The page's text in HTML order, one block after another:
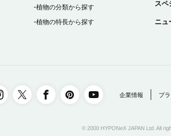
植物の分類から探す
植物の特長から探す
スペ
ニュ
企業情報 プ
© 2000 HYPONeX JAPAN Ltd. All